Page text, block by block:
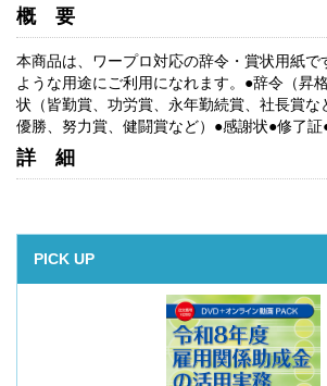
概要
本商品は、ワープロ対応の辞令・賞状用紙
ような用途にご利用になれます。●辞令（昇
状（皆勤賞、功労賞、永年勤続賞、社長賞
優勝、努力賞、健闘賞など）●感謝状●修了
詳細
PICK UP